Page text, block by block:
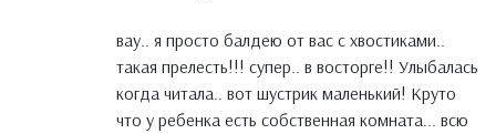
вау.. я просто балдею от вас с хвостиками..
такая прелесть!!! супер.. в восторге!! Улыбалась
когда читала.. вот шустрик маленький! Круто
что у ребенка есть собственная комната... всю